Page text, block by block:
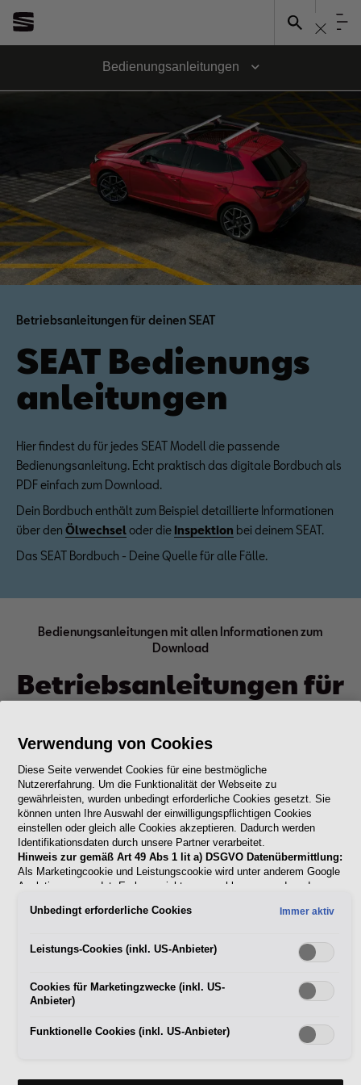
Bedienungsanleitungen
Betriebsanleitungen für deinen SEAT
SEAT Bedienungs
anleitungen
Hier findest du für jedes SEAT Modell die passende
Bedienungsanleitung. Echt praktisch das digitale Bordbuch als
PDF einfach zum Download.
Dein Bordbuch enthält zum Beispiel detaillierte Informationen
über den Ölwechseloder die Inspektion bei deinem SEAT.
Das SEAT Bordbuch - Deine Quelle für alle Fälle.
Bedienungsanleitungen mit allen Informationen zum
Download
Betriebsanleitungen für
Mii
Mii Bedienungsanleitungen
Toledo Bedienungsanleitungen
Verwendung von Cookies
Diese Seite verwendet Cookies für eine bestmögliche
Nutzererfahrung. Um die Funktionalität der Webseite zu
gewährleisten, wurden unbedingt erforderliche Cookies gesetzt. Sie
können unten Ihre Auswahl der einwilligungspflichtigen Cookies
einstellen oder gleich alle Cookies akzeptieren. Dadurch werden
Identifikationsdaten durch unsere Partner verarbeitet.
Hinweis zur gemäß Art 49 Abs 1 lit a) DSGVO Datenübermittlung:
Als Marketingcookie und Leistungscookie wird unter anderem Google
Analytics verwendet. Es kann nicht ausgeschlossen werden, dass
die USA (insbesondere dort an die Google LLC) weitergibt. In den
gleichwertiges Datenschutzniveau und es fehlt an einem
Angemessenheitsbeschluss der Europäischen Kommission. Hieraus
Betroffener in den USA nicht wirksam durchsetzen können, in den
USA keine Datenschutzgrundsätze bestehen, und weil nicht
Sicherheitsbehörden einen Zugriff auf Daten erlangen können, wobei
Eingriffe in Ihre persönlichen Rechte und Freiheiten nicht auf das
Unbedingt erforderliche Cookies Immer aktiv
Leistungs-Cookies (inkl. US-Anbieter)
Cookies für Marketingzwecke (inkl. US-
Anbieter)
Funktionelle Cookies (inkl. US-Anbieter)